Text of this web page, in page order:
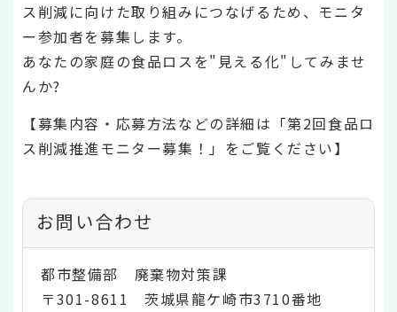
ス削減に向けた取り組みにつなげるため、モニタ
ー参加者を募集します。
あなたの家庭の食品ロスを"見える化"してみませ
んか?
【募集内容・応募方法などの詳細は「第2回食品ロ
ス削減推進モニター募集！」をご覧ください】
お問い合わせ
都市整備部 廃棄物対策課
〒301-8611 茨城県龍ケ崎市3710番地